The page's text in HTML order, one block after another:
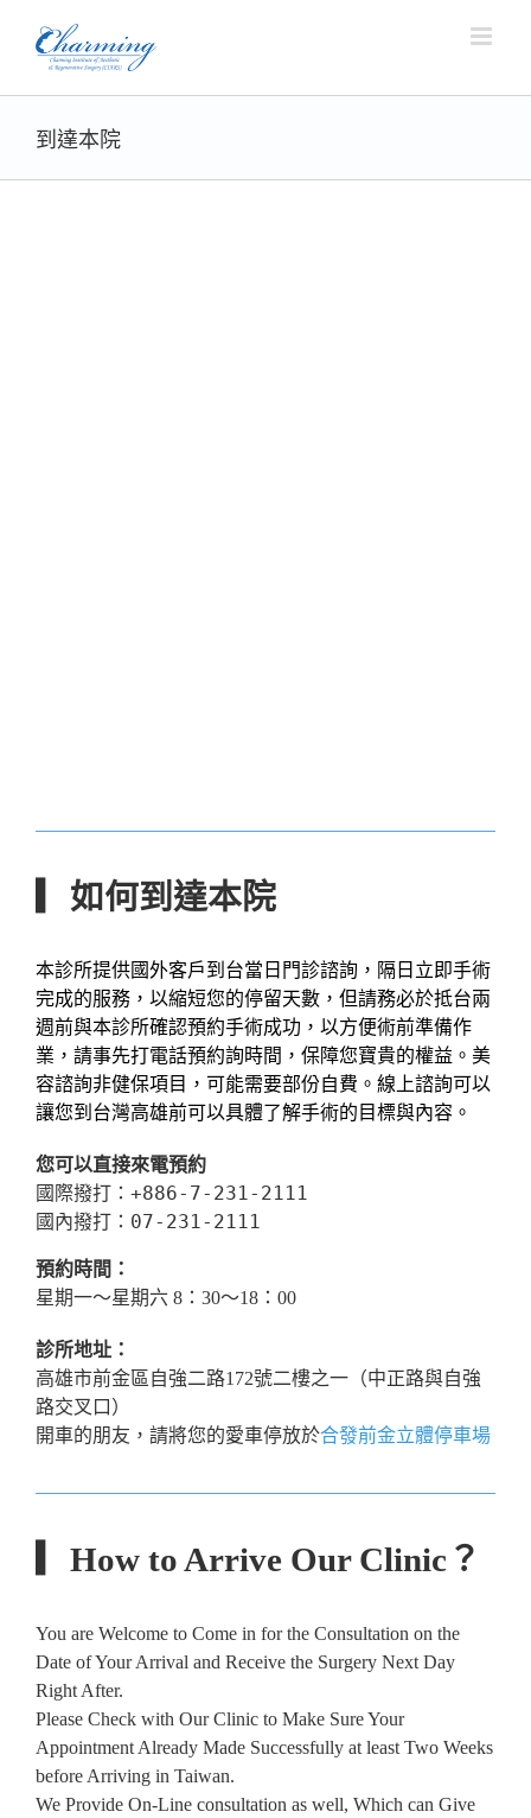
content
到達本院
▎如何到達本院
本診所提供國外客戶到台當日門診諮詢，隔日立即手術
完成的服務，以縮短您的停留天數，但請務必於抵台兩
週前與本診所確認預約手術成功，以方便術前準備作
業，請事先打電話預約詢時間，保障您寶貴的權益。美
容諮詢非健保項目，可能需要部份自費。線上諮詢可以
讓您到台灣高雄前可以具體了解手術的目標與內容。
您可以直接來電預約
國際撥打：+886-7-231-2111
國內撥打：07-231-2111
預約時間：
星期一～星期六 8：30～18：00
診所地址：
高雄市前金區自強二路172號二樓之一（中正路與自強
路交叉口）
開車的朋友，請將您的愛車停放於合發前金立體停車場
▎How to Arrive Our Clinic？
You are Welcome to Come in for the Consultation on the
Date of Your Arrival and Receive the Surgery Next Day
Right After.
Please Check with Our Clinic to Make Sure Your
Appointment Already Made Successfully at least Two Weeks
before Arriving in Taiwan.
We Provide On-Line consultation as well, Which can Give